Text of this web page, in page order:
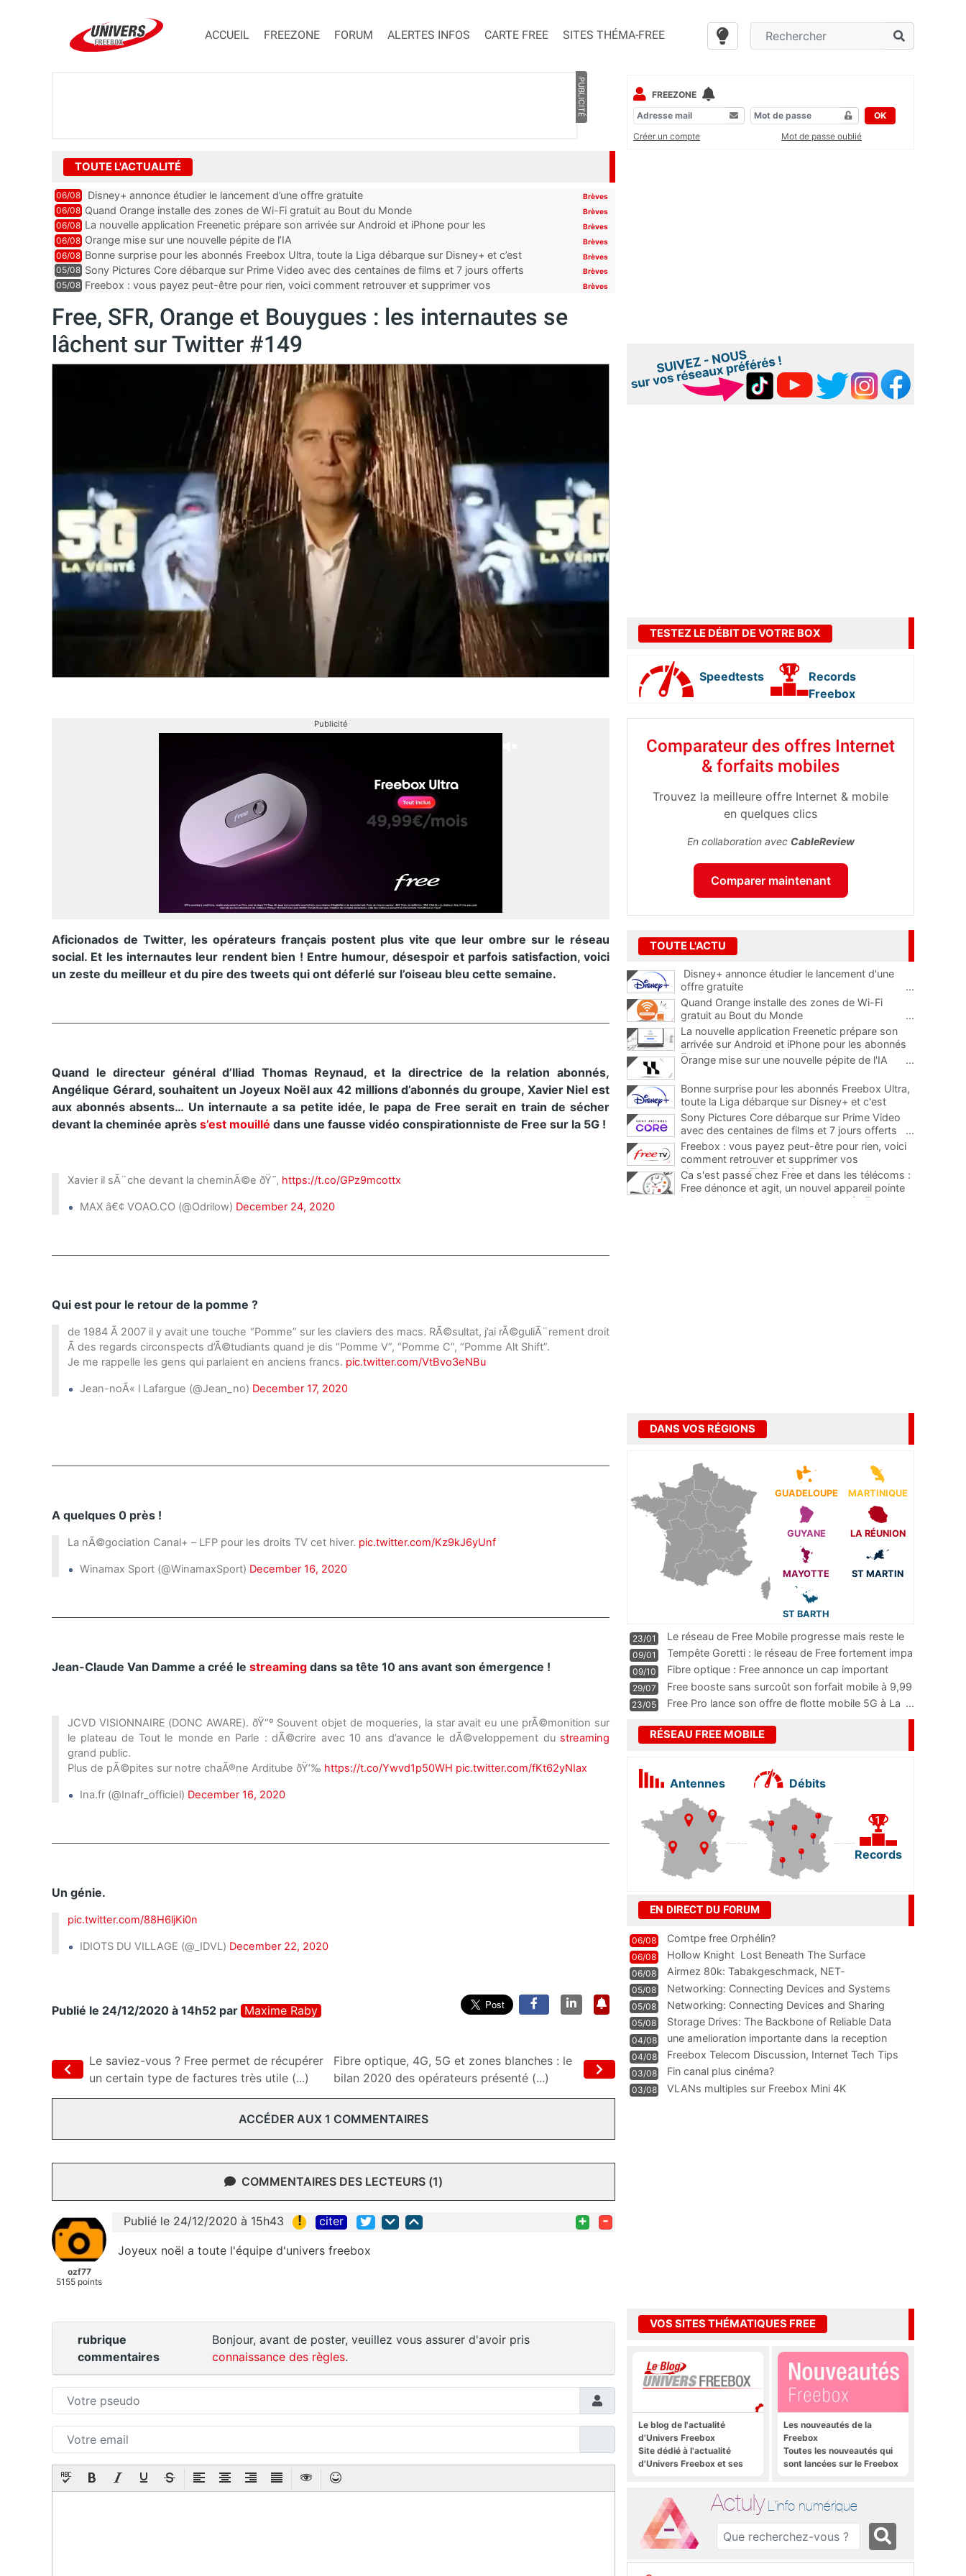
ACCUEIL FREEZONE FORUM ALERTES INFOS CARTE FREE SITES THÉMA-FREE
PUBLICITÉ
TOUTE L'ACTUALITÉ
06/08 Disney+ annonce étudier le lancement d’une offre gratuite Brèves
06/08 Quand Orange installe des zones de Wi-Fi gratuit au Bout du Monde Brèves
06/08 La nouvelle application Freenetic prépare son arrivée sur Android et iPhone pour les
abonnés Freebox, testez la
Brèves
06/08 Orange mise sur une nouvelle pépite de l’IA Brèves
06/08 Bonne surprise pour les abonnés Freebox Ultra, toute la Liga débarque sur Disney+ et c’est
inclus
Brèves
05/08 Sony Pictures Core débarque sur Prime Video avec des centaines de films et 7 jours offerts Brèves
05/08 Freebox : vous payez peut-être pour rien, voici comment retrouver et supprimer vos
Brèves
Free, SFR, Orange et Bouygues : les internautes se
lâchent sur Twitter #149
Publicité
Aficionados de Twitter, les opérateurs français postent plus vite que leur ombre sur le réseau
social. Et les internautes leur rendent bien ! Entre humour, désespoir et parfois satisfaction, voici
un zeste du meilleur et du pire des tweets qui ont déferlé sur l’oiseau bleu cette semaine.
Quand le directeur général d’Iliad Thomas Reynaud, et la directrice de la relation abonnés,
Angélique Gérard, souhaitent un Joyeux Noël aux 42 millions d’abonnés du groupe, Xavier Niel est
aux abonnés absents… Un internaute a sa petite idée, le papa de Free serait en train de sécher
devant la cheminée après s’est mouillé dans une fausse vidéo conspirationniste de Free sur la 5G !
Xavier il sÃ¨che devant la cheminÃ©e ðŸ˜‚ https://t.co/GPz9mcottx
MAX â€¢ VOAO.CO (@Odrilow) December 24, 2020
Qui est pour le retour de la pomme ?
de 1984 Ã 2007 il y avait une touche “Pomme” sur les claviers des macs. RÃ©sultat, j’ai rÃ©guliÃ¨rement droit
Ã des regards circonspects d’Ã©tudiants quand je dis “Pomme V”, “Pomme C”, “Pomme Alt Shift”.
Je me rappelle les gens qui parlaient en anciens francs. pic.twitter.com/VtBvo3eNBu
Jean-noÃ« l Lafargue (@Jean_no) December 17, 2020
A quelques 0 près !
La nÃ©gociation Canal+ – LFP pour les droits TV cet hiver. pic.twitter.com/Kz9kJ6yUnf
Winamax Sport (@WinamaxSport) December 16, 2020
Jean-Claude Van Damme a créé le streaming dans sa tête 10 ans avant son émergence !
JCVD VISIONNAIRE (DONC AWARE). ðŸ“º Souvent objet de moqueries, la star avait eu une prÃ©monition sur
le plateau de Tout le monde en Parle : dÃ©crire avec 10 ans d’avance le dÃ©veloppement dustreaming
grand public.
Plus de pÃ©pites sur notre chaÃ®ne Arditube ðŸ’‰ https://t.co/Ywvd1p50WH pic.twitter.com/fKt62yNIax
Ina.fr (@Inafr_officiel) December 16, 2020
Un génie.
pic.twitter.com/88H6ljKi0n
IDIOTS DU VILLAGE (@_IDVL) December 22, 2020
Publié le 24/12/2020 à 14h52 par Maxime Raby
Le saviez-vous ? Free permet de récupérer
un certain type de factures très utile (...)
Fibre optique, 4G, 5G et zones blanches : le
bilan 2020 des opérateurs présenté (...)
ACCÉDER AUX 1 COMMENTAIRES
COMMENTAIRES DES LECTEURS (1)
ozf77
5155 points
Publié le 24/12/2020 à 15h43 ! citer + -
Joyeux noël a toute l'équipe d'univers freebox
rubrique
commentaires
Bonjour, avant de poster, veuillez vous assurer d'avoir pris
connaissance des règles.
FREEZONE
OK
Créer un compte
Mot de passe oublié
TESTEZ LE DÉBIT DE VOTRE BOX
Speedtests
Records
Freebox
Comparateur des offres Internet
& forfaits mobiles
Trouvez la meilleure offre Internet & mobile
en quelques clics
En collaboration avec CableReview
Comparer maintenant
TOUTE L'ACTU
Disney+ annonce étudier le lancement d'une
offre gratuite
...
Quand Orange installe des zones de Wi-Fi
gratuit au Bout du Monde
...
La nouvelle application Freenetic prépare son
arrivée sur Android et iPhone pour les abonnés
Freebox, testez la
Orange mise sur une nouvelle pépite de l'IA ...
Bonne surprise pour les abonnés Freebox Ultra,
toute la Liga débarque sur Disney+ et c'est
inclus
Sony Pictures Core débarque sur Prime Video
avec des centaines de films et 7 jours offerts
...
Freebox : vous payez peut-être pour rien, voici
comment retrouver et supprimer vos
abonnements TV oubliés
...
Ca s'est passé chez Free et dans les télécoms :
Free dénonce et agit, un nouvel appareil pointe
le bout de son nez chez des abonnés Freebox...
DANS VOS RÉGIONS
GUADELOUPE MARTINIQUE
GUYANE LA RÉUNION
MAYOTTE ST MARTIN
ST BARTH
23/01
Le réseau de Free Mobile progresse mais reste le
m
...
09/01
Tempête Goretti : le réseau de Free fortement impa
09/10
Fibre optique : Free annonce un cap important
pass
...
29/07
Free booste sans surcoût son forfait mobile à 9,99
23/05 Free Pro lance son offre de flotte mobile 5G à La ...
RÉSEAU FREE MOBILE
Antennes Débits
Records
EN DIRECT DU FORUM
06/08 Comtpe free Orphélin?
06/08 Hollow Knight  Lost Beneath The Surface
06/08
Airmez 80k: Tabakgeschmack, NET-
Technologie und Leistung im
05/08 Networking: Connecting Devices and Systems
05/08
Networking: Connecting Devices and Sharing
Information
05/08
Storage Drives: The Backbone of Reliable Data
Management
04/08
une amelioration importante dans la reception
WIFI
04/08
Freebox Telecom Discussion, Internet Tech Tips
Communi
03/08 Fin canal plus cinéma?
03/08 VLANs multiples sur Freebox Mini 4K
VOS SITES THÉMATIQUES FREE
Le blog de l'actualité
d'Univers Freebox
Site dédié à l'actualité
d'Univers Freebox et ses
thématiques Actuly, à
Freezone, etc.
Les nouveautés de la
Freebox
Toutes les nouveautés qui
sont lancées sur le Freebox
Actuly L'info numérique